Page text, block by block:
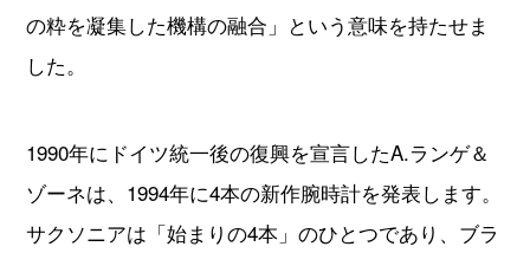
の粋を凝集した機構の融合」という意味を持たせま
した。
1990年にドイツ統一後の復興を宣言したA.ランゲ＆
ゾーネは、1994年に4本の新作腕時計を発表します。
サクソニアは「始まりの4本」のひとつであり、ブラ